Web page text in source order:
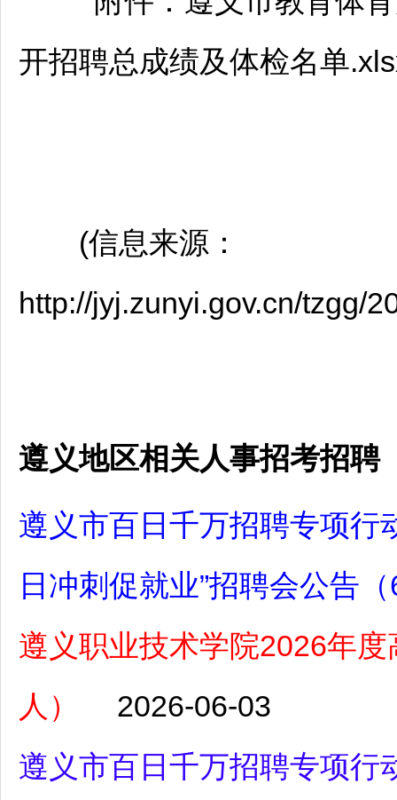
开招聘总成绩及体检名单
(信息来源：
http://jyj.zunyi.gov.cn/tzgg/
遵义地区相关人事招考招聘
遵义市百日千万招聘专项行
日冲刺促就业”招聘会公告
遵义职业技术学院2026年
人）
2026-06-03
遵义市百日千万招聘专项行